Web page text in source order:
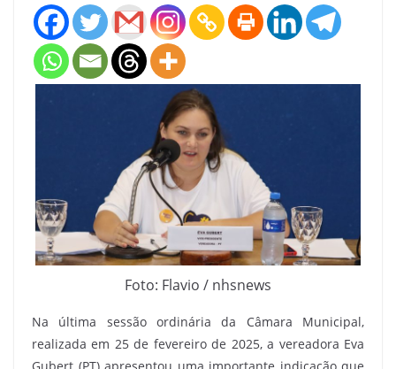
Foto: Flavio / nhsnews
Na última sessão ordinária da Câmara Municipal,
realizada em 25 de fevereiro de 2025, a vereadora Eva